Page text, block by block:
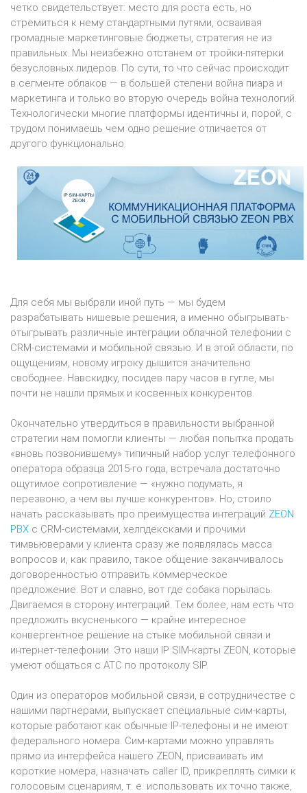
четко свидетельствует: место для роста есть, но
стремиться к нему стандартными путями, осваивая
громадные маркетинговые бюджеты, стратегия не из
правильных. Мы неизбежно отстанем от тройки-пятерки
безусловных лидеров. По сути, то что сейчас происходит
в сегменте облаков — в большей степени война пиара и
маркетинга и только во вторую очередь война технологий.
Технологически многие платформы идентичны и, порой, с
трудом понимаешь чем одно решение отличается от
другого функционально.
Для себя мы выбрали иной путь — мы будем
разрабатывать нишевые решения, а именно обыгрывать-
отыгрывать различные интеграции облачной телефонии с
CRM-системами и мобильной связью. И в этой области, по
ощущениям, новому игроку дышится значительно
свободнее. Навскидку, посидев пару часов в гугле, мы
почти не нашли прямых и косвенных конкурентов.
Окончательно утвердиться в правильности выбранной
стратегии нам помогли клиенты — любая попытка продать
«вновь позвонившему» типичный набор услуг телефонного
оператора образца 2015-го года, встречала достаточно
ощутимое сопротивление — «нужно подумать, я
перезвоню, а чем вы лучше конкурентов». Но, стоило
начать рассказывать про преимущества интеграций ZEON
PBX с CRM-системами, хелпдексками и прочими
тимвьюверами у клиента сразу же появлялась масса
вопросов и, как правило, такое общение заканчивалось
договоренностью отправить коммерческое
предложение. Вот и славно, вот где собака порылась.
Двигаемся в сторону интеграций. Тем более, нам есть что
предложить вкусненького — крайне интересное
конвергентное решение на стыке мобильной связи и
интернет-телефонии. Это наши IP SIM-карты ZEON, которые
умеют общаться с АТС по протоколу SIP.
Один из операторов мобильной связи, в сотрудничестве с
нашими партнерами, выпускает специальные сим-карты,
которые работают как обычные IP-телефоны и не имеют
федерального номера. Сим-картами можно управлять
прямо из интерфейса нашего ZEON, присваивать им
короткие номера, назначать caller ID, прикреплять симки к
голосовым сценариям, т. е. использовать их точно также,